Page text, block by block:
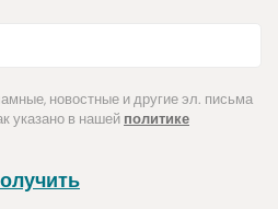
новостные и другие эл. письма
указано в нашей политике